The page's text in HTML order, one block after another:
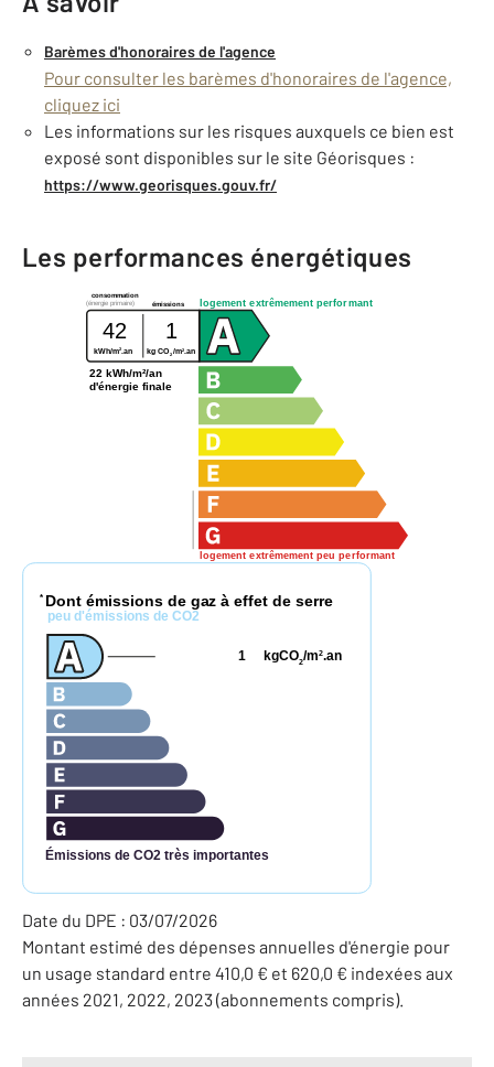
Barèmes d'honoraires de l'agence
Pour consulter les barèmes d'honoraires de l'agence,
cliquez ici
Les informations sur les risques auxquels ce bien est
exposé sont disponibles sur le site Géorisques :
https://www.georisques.gouv.fr/
Les performances énergétiques
logement extrêmement performant
logement extrêmement peu performant
consommation
émissions
(énergie primaire)
42 1
kWh/m2.an kg CO2 /m2.an
22 kWh/m²/an
d'énergie finale
* Dont émissions de gaz à effet de serre
peu d'émissions de CO2
Émissions de CO2 très importantes
kgCO2/m2.an
1
Date du DPE : 03/07/2026
Montant estimé des dépenses annuelles d'énergie pour
un usage standard entre 410,0 € et 620,0 € indexées aux
années 2021, 2022, 2023 (abonnements compris).